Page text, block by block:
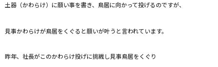
土器（かわらけ）に願い事を書き、鳥居に向かって投げるのですが、
見事かわらけが鳥居をくぐると願いが叶うと言われています。
昨年、社長がこのかわらけ投げに挑戦し見事鳥居をくぐり